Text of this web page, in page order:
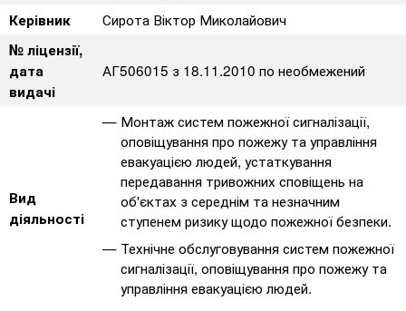
Керівник
Сирота Віктор Миколайович
№ ліцензії,
дата
видачі
АГ506015 з 18.11.2010 по необмежений
Вид
діяльності
Монтаж систем пожежної сигналізації,
оповіщування про пожежу та управління
евакуацією людей, устаткування
передавання тривожних сповіщень на
об'єктах з середнім та незначним
ступенем ризику щодо пожежної безпеки.
Технічне обслуговування систем пожежної
сигналізації, оповіщування про пожежу та
управління евакуацією людей.